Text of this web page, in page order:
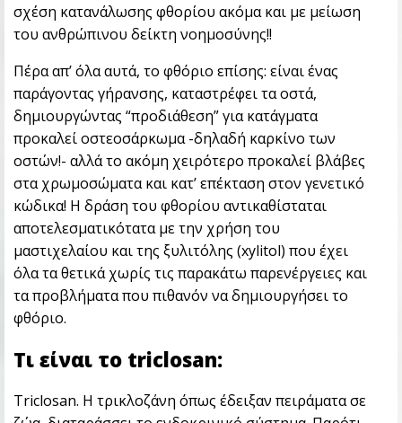
σχέση κατανάλωσης φθορίου ακόμα και με μείωση
του ανθρώπινου δείκτη νοημοσύνης!!
Πέρα απ’ όλα αυτά, το φθόριο επίσης: είναι ένας
παράγοντας γήρανσης, καταστρέφει τα οστά,
δημιουργώντας “προδιάθεση” για κατάγματα
προκαλεί οστεοσάρκωμα -δηλαδή καρκίνο των
οστών!- αλλά το ακόμη χειρότερο προκαλεί βλάβες
στα χρωμοσώματα και κατ’ επέκταση στον γενετικό
κώδικα! Η δράση του φθορίου αντικαθίσταται
αποτελεσματικότατα με την χρήση του
μαστιχελαίου και της ξυλιτόλης (xylitol) που έχει
όλα τα θετικά χωρίς τις παρακάτω παρενέργειες και
τα προβλήματα που πιθανόν να δημιουργήσει το
φθόριο.
Τι είναι το triclosan:
Triclosan. Η τρικλοζάνη όπως έδειξαν πειράματα σε